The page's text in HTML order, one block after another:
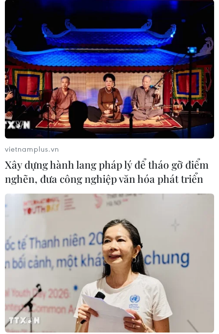
vietnamplus.vn
Xây dựng hành lang pháp lý để tháo gỡ điểm
nghẽn, đưa công nghiệp văn hóa phát triển